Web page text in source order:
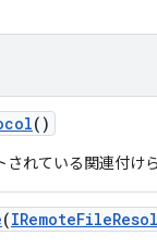
()
れている関連付け
(IRemoteFile